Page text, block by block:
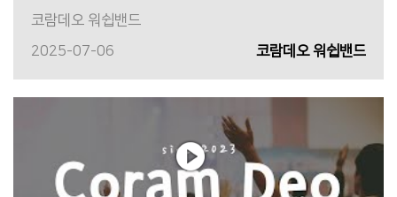
코람데오 워쉽밴드
2025-07-06
코람데오 워쉽밴드